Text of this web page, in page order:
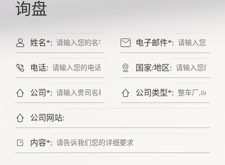
询盘
 姓名*:  电子邮件*:
 电话:  国家/地区:
 公司*:  公司类型*:
 公司网站:
 内容*: